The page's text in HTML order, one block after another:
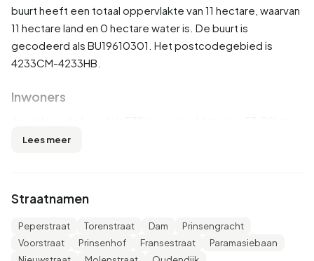
buurt heeft een totaal oppervlakte van 11 hectare, waarvan
11 hectare land en 0 hectare water is. De buurt is
gecodeerd als BU19610301. Het postcodegebied is
4233CM-4233HB.
Inwoners
en 47,0% vrouw. De meeste inwoners zijn 25 tot 45 jaar
ongehuwd, 44,3% is gehuwd, 5,2% is gescheiden en 4,3%
is verweduwd. 545 inwoners komen uit Nederland, 5
komen uit Europa en 25 komen uit landen buiten Europa.
Lees meer
Straatnamen
Peperstraat Torenstraat Dam
Prinsengracht
Voorstraat
Prinsenhof Fransestraat
Paramasiebaan